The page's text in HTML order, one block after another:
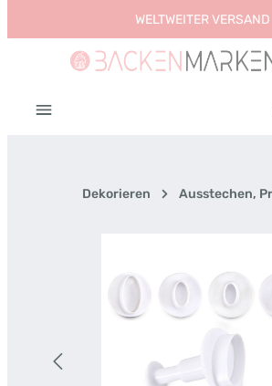
Zum Hauptinhalt springenWELTWEITER VERSAND
Dekorieren Ausstechen,